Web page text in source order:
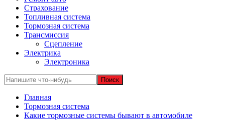
Страхование
Топливная система
Тормозная система
Трансмиссия
Сцепление
Электрика
Электроника
Главная
Тормозная система
Какие тормозные системы бывают в автомобиле